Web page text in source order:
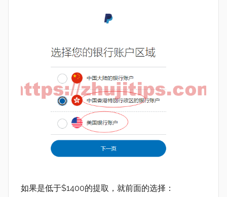
如果是低于$1400的提取，就前面的选择：